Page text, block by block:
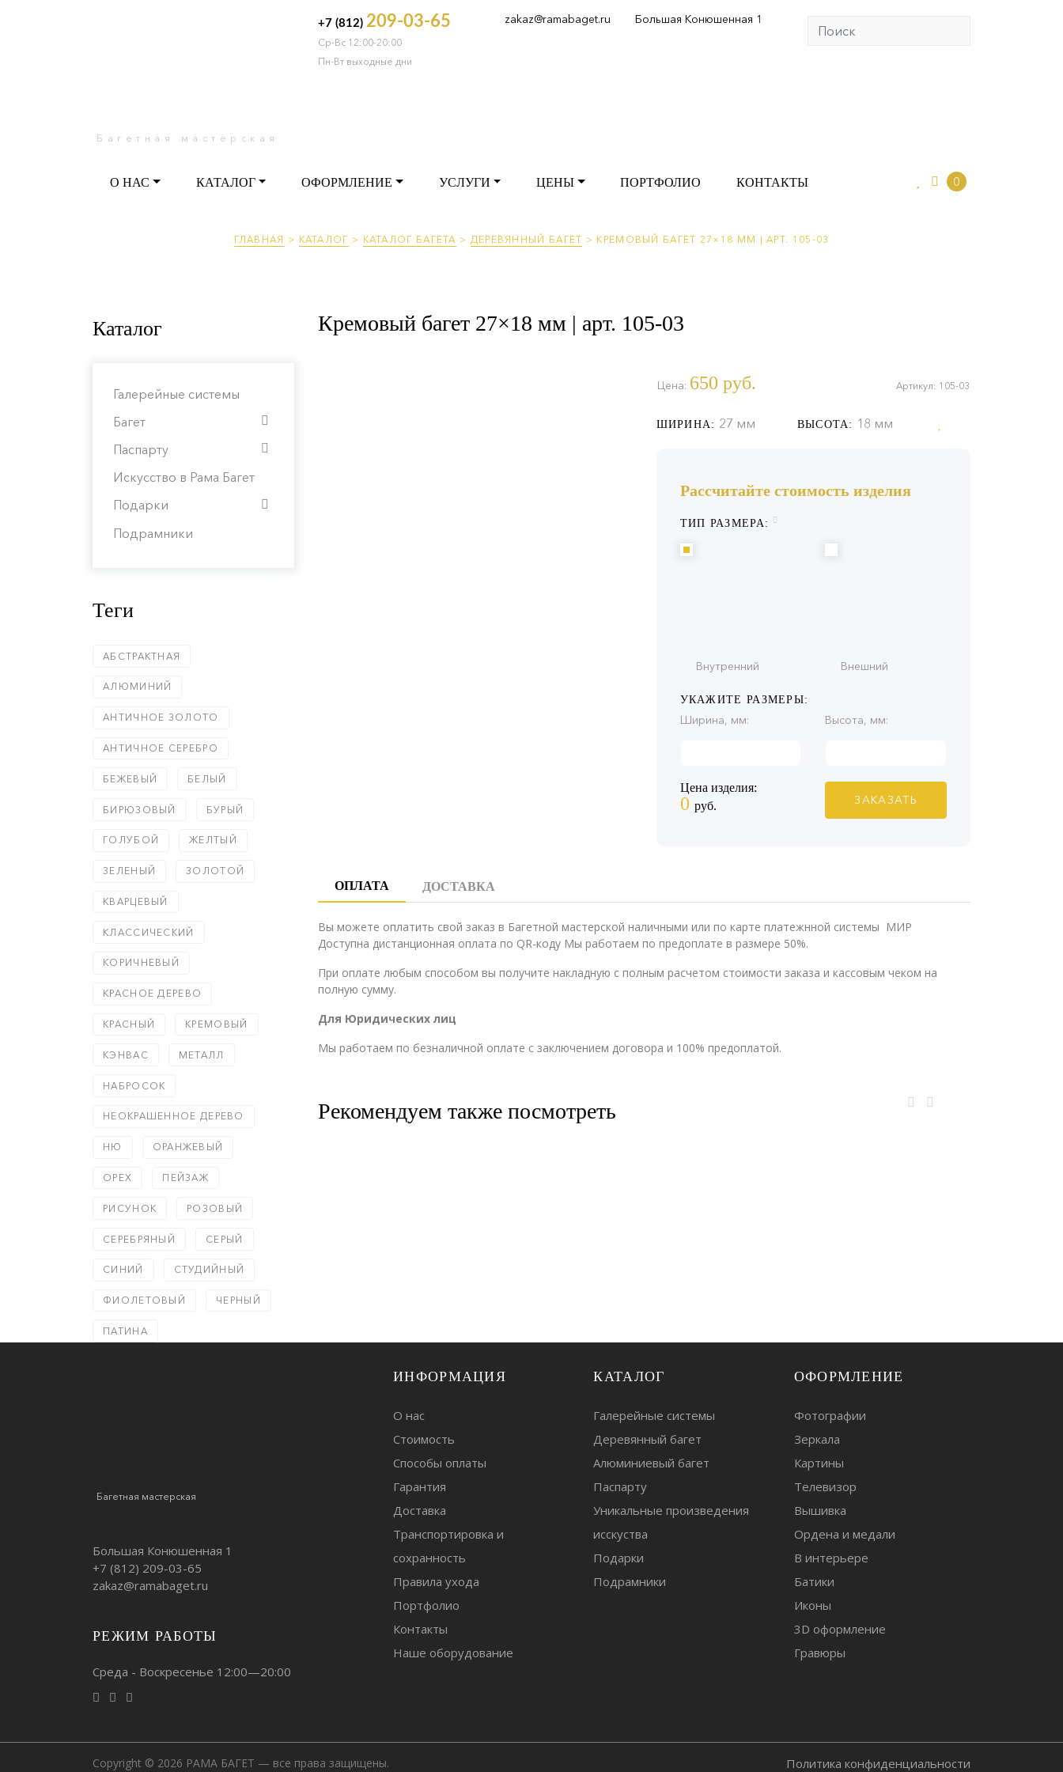
Багетная мастерская
+7 (812) 209-03-65
Ср-Вс 12:00-20:00
Пн-Вт выходные дни
zakaz@ramabaget.ru Большая Конюшенная 1
О НАС КАТАЛОГ ОФОРМЛЕНИЕ УСЛУГИ ЦЕНЫ ПОРТФОЛИО КОНТАКТЫ 0
ГЛАВНАЯ > КАТАЛОГ > КАТАЛОГ БАГЕТА > ДЕРЕВЯННЫЙ БАГЕТ > КРЕМОВЫЙ БАГЕТ 27×18 ММ | АРТ. 105-03
Каталог
Галерейные системы
Багет
Паспарту
Искусство в Рама Багет
Подарки
Подрамники
Теги
АБСТРАКТНАЯ
АЛЮМИНИЙ
АНТИЧНОЕ ЗОЛОТО
АНТИЧНОЕ СЕРЕБРО
БЕЖЕВЫЙ БЕЛЫЙ
БИРЮЗОВЫЙ БУРЫЙ
ГОЛУБОЙ ЖЕЛТЫЙ
ЗЕЛЕНЫЙ ЗОЛОТОЙ
КВАРЦЕВЫЙ
КЛАССИЧЕСКИЙ
КОРИЧНЕВЫЙ
КРАСНОЕ ДЕРЕВО
КРАСНЫЙ КРЕМОВЫЙ
КЭНВАС МЕТАЛЛ
НАБРОСОК
НЕОКРАШЕННОЕ ДЕРЕВО
НЮ ОРАНЖЕВЫЙ
ОРЕХ ПЕЙЗАЖ
РИСУНОК РОЗОВЫЙ
СЕРЕБРЯНЫЙ СЕРЫЙ
СИНИЙ СТУДИЙНЫЙ
ФИОЛЕТОВЫЙ ЧЕРНЫЙ
ПАТИНА
Кремовый багет 27×18 мм | арт. 105-03
Цена: 650 руб. Артикул: 105-03
ШИРИНА: 27 мм ВЫСОТА: 18 мм
Рассчитайте стоимость изделия
ТИП РАЗМЕРА:
Внутренний Внешний
УКАЖИТЕ РАЗМЕРЫ:
Ширина, мм: Высота, мм:
Цена изделия:
0 руб. ЗАКАЗАТЬ
ОПЛАТА ДОСТАВКА
Вы можете оплатить свой заказ в Багетной мастерской наличными или по карте платежнной системы МИР
Доступна дистанционная оплата по QR-коду Мы работаем по предоплате в размере 50%.
При оплате любым способом вы получите накладную с полным расчетом стоимости заказа и кассовым чеком на
полную сумму.
Для Юридических лиц
Мы работаем по безналичной оплате с заключением договора и 100% предоплатой.
Рекомендуем также посмотреть
Багетная мастерская
Большая Конюшенная 1
+7 (812) 209-03-65
zakaz@ramabaget.ru
РЕЖИМ РАБОТЫ
Среда - Воскресенье 12:00—20:00
ИНФОРМАЦИЯ
О нас
Стоимость
Способы оплаты
Гарантия
Доставка
Транспортировка и
сохранность
Правила ухода
Портфолио
Контакты
Наше оборудование
КАТАЛОГ
Галерейные системы
Деревянный багет
Алюминиевый багет
Паспарту
Уникальные произведения
исскуства
Подарки
Подрамники
ОФОРМЛЕНИЕ
Фотографии
Зеркала
Картины
Телевизор
Вышивка
Ордена и медали
В интерьере
Батики
Иконы
3D оформление
Гравюры
Copyright © 2026 РАМА БАГЕТ — все права защищены. Политика конфиденциальности